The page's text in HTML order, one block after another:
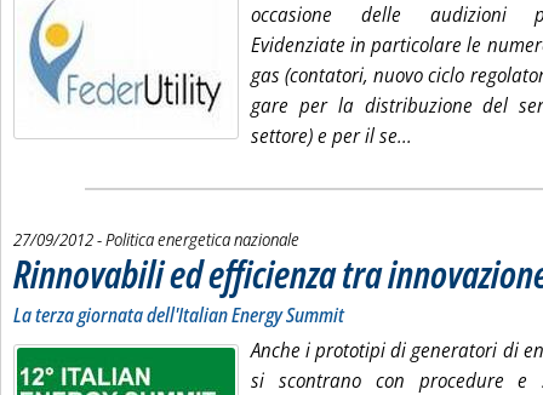
occasione delle audizioni
Evidenziate in particolare le
gas (contatori, nuovo ciclo
gare per la distribuzione del
settore) e per il se...
27/09/2012- Politica energetica nazionale
Rinnovabili ed efficienza tra
La terza giornata dell'Italian Energy Summit
Anche i prototipi di generatori di
si scontrano con procedure e